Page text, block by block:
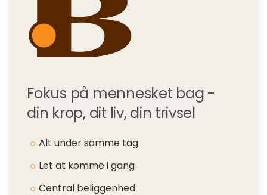
Fokus på mennesket bag -
din krop, dit liv, din trivsel
Alt under samme tag
Let at komme i gang
Central beliggenhed